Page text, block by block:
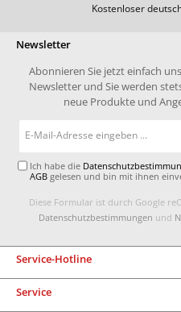
Kostenloser
Newsletter
Abonnieren Sie jetzt einfach
Newsletter und Sie werden
neue Produkte und
Ich habe die
AGB gelesen und bin mit ihnen
Diese Formular ist durch Google
Datenschutzbestimmungen und
Service-Hotline
Service